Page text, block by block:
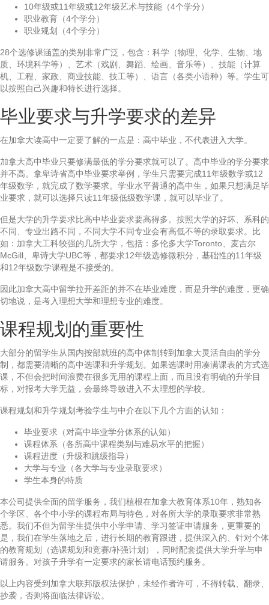
10年级或11年级或12年级艺术与技能（4个学分）
职业教育（4个学分）
职业规划（4个学分）
28个选修课涵盖的类别非常广泛，包含：科学（物理、化学、生物、地
质、环境科学等）、艺术（戏剧、舞蹈、绘画、音乐等）、技能（计算
机、工程、家政、商业技能、技工等）、语言（各类小语种）等。学生可
以按照自己兴趣和特长进行选择。
毕业要求与升学要求的差异
在加拿大读高中一定要了解的一点是：高中毕业，不代表进入大学。
加拿大高中毕业只要修满最低的学分要求就可以了。高中毕业的学分要求
并不高。拿卑诗省高中毕业要求举例，学生只需要完成11年级数学或12
年级数学，就完成了数学要求。学业水平普通的高中生，如果只想满足毕
业要求，就可以选择只读11年级低级数学课，就可以毕业了。
但是大学的升学要求比高中毕业要求要高得多。按照大学的好坏、系科的
不同、专业出路不同，不同大学不同专业会有高低不等的录取要求。比
如：加拿大工科较强的几所大学，包括：多伦多大学Toronto、麦吉尔
McGill、卑诗大学UBC等，都要求12年级选修微积分，基础性的11年级
和12年级数学课程是不接受的。
因此加拿大高中留学拉开差距的并不在毕业难度，而是升学的难度，更确
切地说，是考入理想大学和理想专业的难度。
课程规划的重要性
大部分的留学生从国内按部就班的高中体制转到加拿大灵活自由的学分
制，都需要清晰的高中选课和升学规划。如果选课时用凑满课表的方式选
课，不但会把时间浪费在很多无用的课程上面，而且没有明确的升学目
标，对报考大学无益，会最终导致进入不太理想的学校。
课程规划和升学规划考验学生与中介在以下几个方面的认知：
毕业要求（对高中毕业学分体系的认知）
课程体系（各所高中课程类别与难易水平的把握）
课程进度（升级和跳级指导）
大学与专业（各大学与专业录取要求）
学生本身的特质
本公司提供全面的留学服务，我们植根在加拿大教育体系10年，熟知各
个学区、各个中小学的课程布局与特色，对各所大学的录取要求非常熟
悉。我们不但为留学生提供中小学申请、学习签证申请服务，更重要的
是，我们在学生落地之后，进行长期的教育跟进，提供深入的、针对个体
的教育规划（选课规划和竞赛/补强计划），同时配套提供大学升学与申
请服务。对孩子升学有一定要求的家长请电话预约服务。
以上内容受到加拿大联邦版权法保护，未经作者许可，不得转载、翻录、
抄袭，否则将面临法律诉讼。